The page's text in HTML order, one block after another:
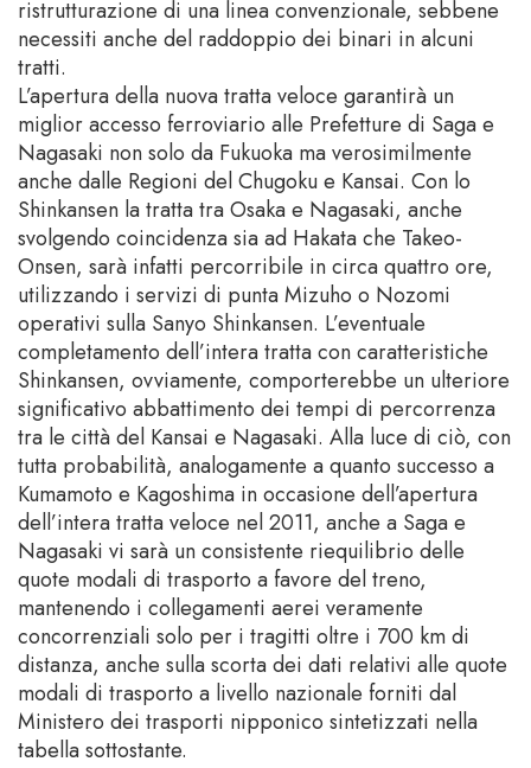
ristrutturazione di una linea convenzionale, sebbene
necessiti anche del raddoppio dei binari in alcuni
tratti.
L’apertura della nuova tratta veloce garantirà un
miglior accesso ferroviario alle Prefetture di Saga e
Nagasaki non solo da Fukuoka ma verosimilmente
anche dalle Regioni del Chugoku e Kansai. Con lo
Shinkansen la tratta tra Osaka e Nagasaki, anche
svolgendo coincidenza sia ad Hakata che Takeo-
Onsen, sarà infatti percorribile in circa quattro ore,
utilizzando i servizi di punta Mizuho o Nozomi
operativi sulla Sanyo Shinkansen. L’eventuale
completamento dell’intera tratta con caratteristiche
Shinkansen, ovviamente, comporterebbe un ulteriore
significativo abbattimento dei tempi di percorrenza
tra le città del Kansai e Nagasaki. Alla luce di ciò, con
tutta probabilità, analogamente a quanto successo a
Kumamoto e Kagoshima in occasione dell’apertura
dell’intera tratta veloce nel 2011, anche a Saga e
Nagasaki vi sarà un consistente riequilibrio delle
quote modali di trasporto a favore del treno,
mantenendo i collegamenti aerei veramente
concorrenziali solo per i tragitti oltre i 700 km di
distanza, anche sulla scorta dei dati relativi alle quote
modali di trasporto a livello nazionale forniti dal
Ministero dei trasporti nipponico sintetizzati nella
tabella sottostante.